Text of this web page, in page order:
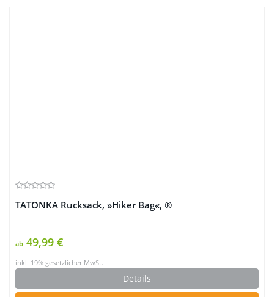
TATONKA Rucksack, »Hiker Bag«, ®
ab 49,99 €
inkl. 19% gesetzlicher MwSt.
Details